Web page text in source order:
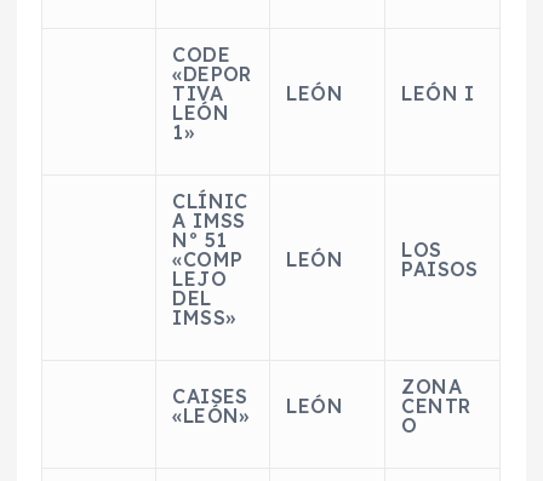
CODE
«DEPOR
TIVA
LEÓN
1»
LEÓN LEÓN I
CLÍNIC
A IMSS
Nº 51
«COMP
LEJO
DEL
IMSS»
LEÓN
LOS
PAISOS
CAISES
«LEÓN»
LEÓN
ZONA
CENTR
O